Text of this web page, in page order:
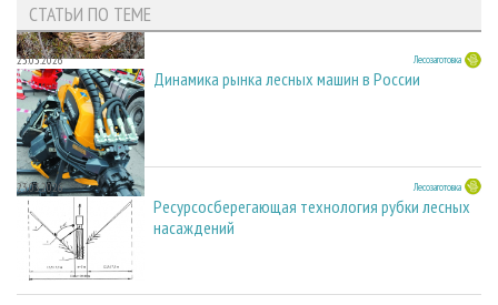
СТАТЬИ ПО ТЕМЕ
23.03.2026 Лесозаготовка
Динамика рынка лесных машин в России
23.03.2026 Лесозаготовка
Ресурсосберегающая технология рубки лесных
насаждений